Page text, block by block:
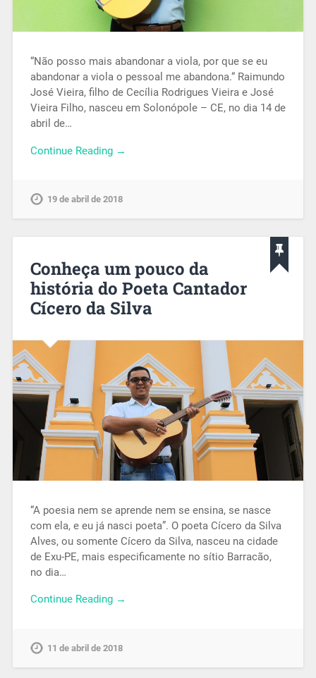
“Não posso mais abandonar a viola, por que se eu
abandonar a viola o pessoal me abandona.“ Raimundo
José Vieira, filho de Cecília Rodrigues Vieira e José
Vieira Filho, nasceu em Solonópole – CE, no dia 14 de
abril de…
Continue Reading →
19 de abril de 2018
Conheça um pouco da
história do Poeta Cantador
Cícero da Silva
“A poesia nem se aprende nem se ensina, se nasce
com ela, e eu já nasci poeta”. O poeta Cícero da Silva
Alves, ou somente Cícero da Silva, nasceu na cidade
de Exu-PE, mais especificamente no sítio Barracão,
no dia…
Continue Reading →
11 de abril de 2018